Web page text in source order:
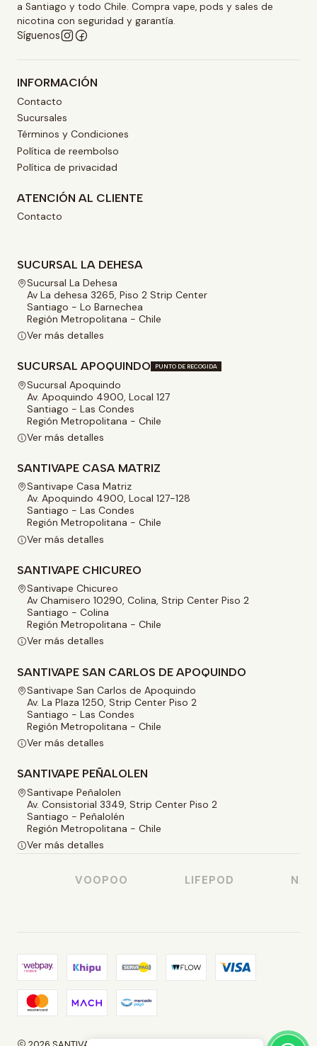
a Santiago y todo Chile. Compra vape, pods y sales de
nicotina con seguridad y garantía.
Síguenos
INFORMACIÓN
Contacto
Sucursales
Términos y Condiciones
Política de reembolso
Política de privacidad
ATENCIÓN AL CLIENTE
Contacto
SUCURSAL LA DEHESA
Sucursal La Dehesa
Av La dehesa 3265, Piso 2 Strip Center
Santiago - Lo Barnechea
Región Metropolitana - Chile
Ver más detalles
SUCURSAL APOQUINDO PUNTO DE RECOGIDA
Sucursal Apoquindo
Av. Apoquindo 4900, Local 127
Santiago - Las Condes
Región Metropolitana - Chile
Ver más detalles
SANTIVAPE CASA MATRIZ
Santivape Casa Matriz
Av. Apoquindo 4900, Local 127-128
Santiago - Las Condes
Región Metropolitana - Chile
Ver más detalles
SANTIVAPE CHICUREO
Santivape Chicureo
Av Chamisero 10290, Colina, Strip Center Piso 2
Santiago - Colina
Región Metropolitana - Chile
Ver más detalles
SANTIVAPE SAN CARLOS DE APOQUINDO
Santivape San Carlos de Apoquindo
Av. La Plaza 1250, Strip Center Piso 2
Santiago - Las Condes
Región Metropolitana - Chile
Ver más detalles
SANTIVAPE PEÑALOLEN
Santivape Peñalolen
Av. Consistorial 3349, Strip Center Piso 2
Santiago - Peñalolén
Región Metropolitana - Chile
Ver más detalles
VOOPOO LIFEPOD